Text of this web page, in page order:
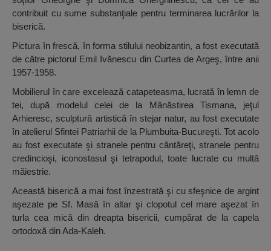
contribuit cu sume substanţiale pentru terminarea lucrărilor la
biserică.
Pictura în frescă, în forma stilului neobizantin, a fost executată
de către pictorul Emil Ivănescu din Curtea de Argeş, între anii
1957-1958.
Mobilierul în care excelează catapeteasma, lucrată în lemn de
tei, după modelul celei de la Mânăstirea Tismana, jeţul
Arhieresc, sculptură artistică în stejar natur, au fost executate
în atelierul Sfintei Patriarhii de la Plumbuita-Bucureşti. Tot acolo
au fost executate şi stranele pentru cântăreţi, stranele pentru
credincioşi, iconostasul şi tetrapodul, toate lucrate cu multă
măiestrie.
Această biserică a mai fost înzestrată şi cu sfeşnice de argint
aşezate pe Sf. Masă în altar şi clopotul cel mare aşezat în
turla cea mică din dreapta bisericii, cumpărat de la capela
ortodoxă din Ada-Kaleh.